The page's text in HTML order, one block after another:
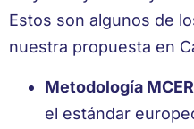
Estos son algunos de
nuestra propuesta en
Metodología
el estándar